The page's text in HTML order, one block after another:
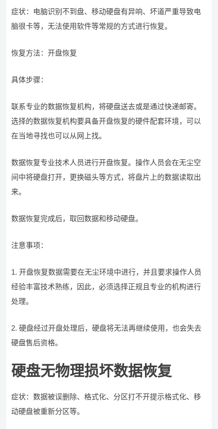
症状：电脑识别不到盘、移动硬盘有异响、坏道严重导致电
脑很卡等，无法使用软件等常规的方式进行恢复。
恢复方法：开盘恢复
具体步骤：
联系专业的数据恢复机构，将硬盘送去或是通过快递邮寄。
选择的数据恢复机构要具备开盘恢复的硬件配套环境，可以
在当地寻找也可以从网上找。
数据恢复专业技术人员进行开盘恢复。操作人员会在无尘空
间中将硬盘打开，更换磁头等方式，将盘片上的数据读取出
来。
数据恢复完成后，取回数据和移动硬盘。
注意事项：
1. 开盘恢复数据需要在无尘环境中进行，并且要求操作人员
经验丰富技术熟练，因此，必须选择正规且专业的机构进行
处理。
2. 硬盘经过开盘处理后，硬盘将无法再继续使用，也会失去
硬盘售后资格。
硬盘无物理损坏数据恢复
症状：数据被误删除、格式化、分区打不开提示格式化、移
动硬盘被重新分区等。